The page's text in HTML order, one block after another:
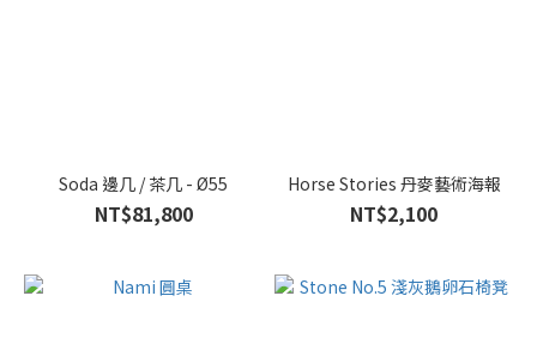
Soda 邊几 / 茶几 - Ø55
NT$81,800
Horse Stories 丹麥藝術海報
NT$2,100